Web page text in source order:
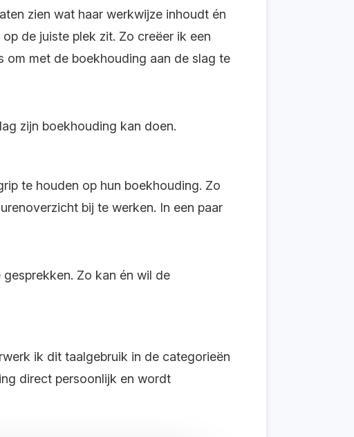
zien wat haar werkwijze inhoudt én
op de juiste plek zit. Zo creëer ik een
om met de boekhouding aan de slag te
zijn boekhouding kan doen.
te houden op hun boekhouding. Zo
urenoverzicht bij te werken. In een paar
Zo kan én wil de
ik dit taalgebruik in de categorieën
direct persoonlijk en wordt